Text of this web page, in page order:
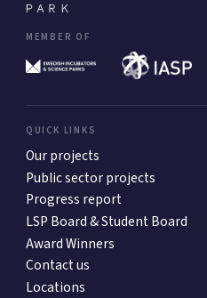
MEMBER OF
QUICK LINKS
Our projects
Public sector projects
Progress report
LSP Board & Student Board
Award Winners
Contact us
Locations